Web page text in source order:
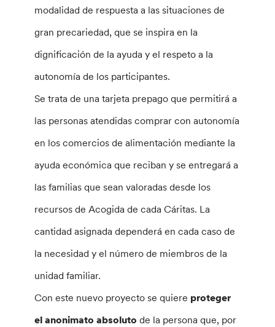
modalidad de respuesta a las situaciones de
gran precariedad, que se inspira en la
dignificación de la ayuda y el respeto a la
autonomía de los participantes.
Se trata de una tarjeta prepago que permitirá a
las personas atendidas comprar con autonomía
en los comercios de alimentación mediante la
ayuda económica que reciban y se entregará a
las familias que sean valoradas desde los
recursos de Acogida de cada Cáritas. La
cantidad asignada dependerá en cada caso de
la necesidad y el número de miembros de la
unidad familiar.
Con este nuevo proyecto se quiere proteger
el anonimato absoluto de la persona que, por